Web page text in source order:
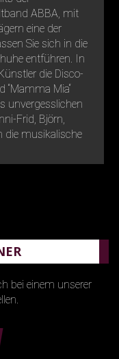
ABBA, mit
eine der
Sie sich in die
entführen. In
die Disco-
“Mamma Mia“
unvergesslichen
Frid, Björn,
die musikalische
bei einem unserer